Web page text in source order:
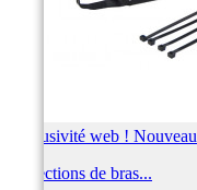
Exclusivité web ! Nouveau
Protections de bras...